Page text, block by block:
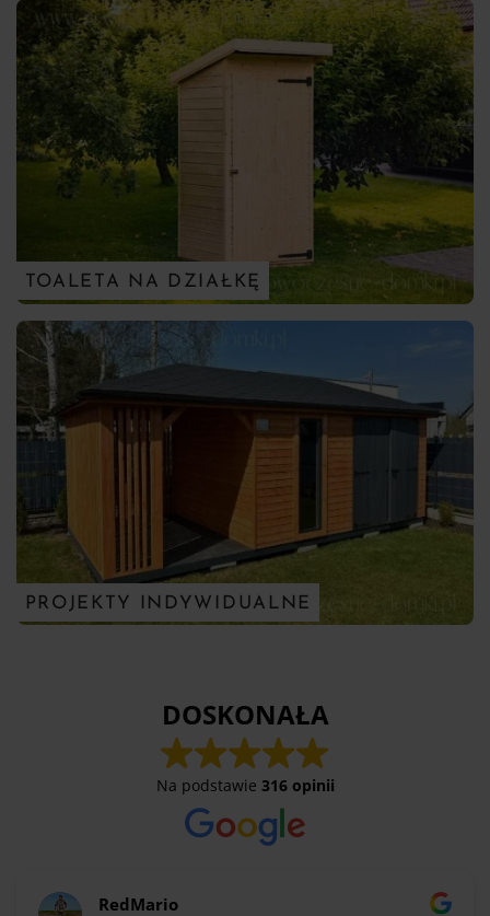
TOALETA NA DZIAŁKĘ
PROJEKTY INDYWIDUALNE
DOSKONAŁA
Na podstawie 316 opinii
RedMario